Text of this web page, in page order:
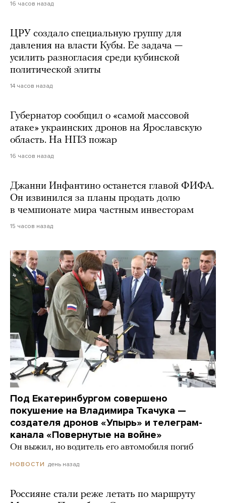
16 часов назад
ЦРУ создало специальную группу для
давления на власти Кубы. Ее задача —
усилить разногласия среди кубинской
политической элиты
14 часов назад
Губернатор сообщил о «самой массовой
атаке» украинских дронов на Ярославскую
область. На НПЗ пожар
16 часов назад
Джанни Инфантино останется главой ФИФА.
Он извинился за планы продать долю
в чемпионате мира частным инвесторам
15 часов назад
Под Екатеринбургом совершено
покушение на Владимира Ткачука —
создателя дронов «Упырь» и телеграм-
канала «Повернутые на войне»
Он выжил, но водитель его автомобиля погиб
НОВОСТИ день назад
Россияне стали реже летать по маршруту